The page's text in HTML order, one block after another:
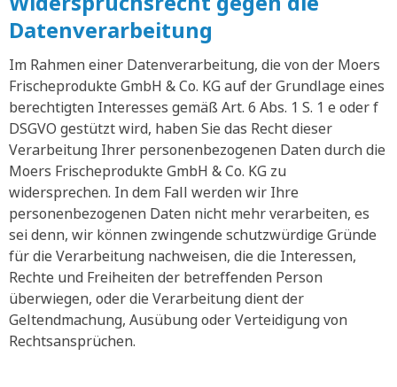
Datenverarbeitung
Im Rahmen einer Datenverarbeitung, die von der Moers
Frischeprodukte GmbH & Co. KG auf der Grundlage eines
berechtigten Interesses gemäß Art. 6 Abs. 1 S. 1 e oder f
DSGVO gestützt wird, haben Sie das Recht dieser
Verarbeitung Ihrer personenbezogenen Daten durch die
Moers Frischeprodukte GmbH & Co. KG zu
widersprechen. In dem Fall werden wir Ihre
personenbezogenen Daten nicht mehr verarbeiten, es
sei denn, wir können zwingende schutzwürdige Gründe
für die Verarbeitung nachweisen, die die Interessen,
Rechte und Freiheiten der betreffenden Person
überwiegen, oder die Verarbeitung dient der
Geltendmachung, Ausübung oder Verteidigung von
Rechtsansprüchen.